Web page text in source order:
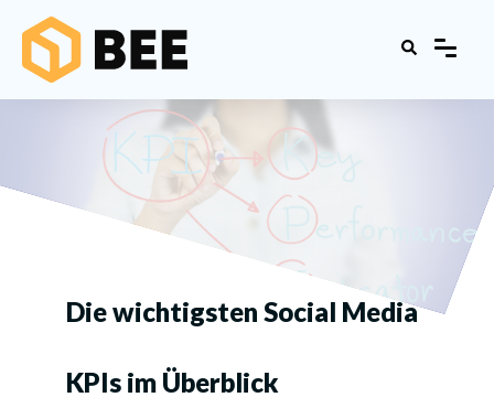
Die wichtigsten Social Media
KPIs im Überblick